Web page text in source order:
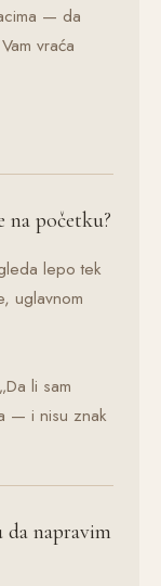
— da
vraća
na početku?
lepo tek
uglavnom
li sam
— i nisu znak
da napravim